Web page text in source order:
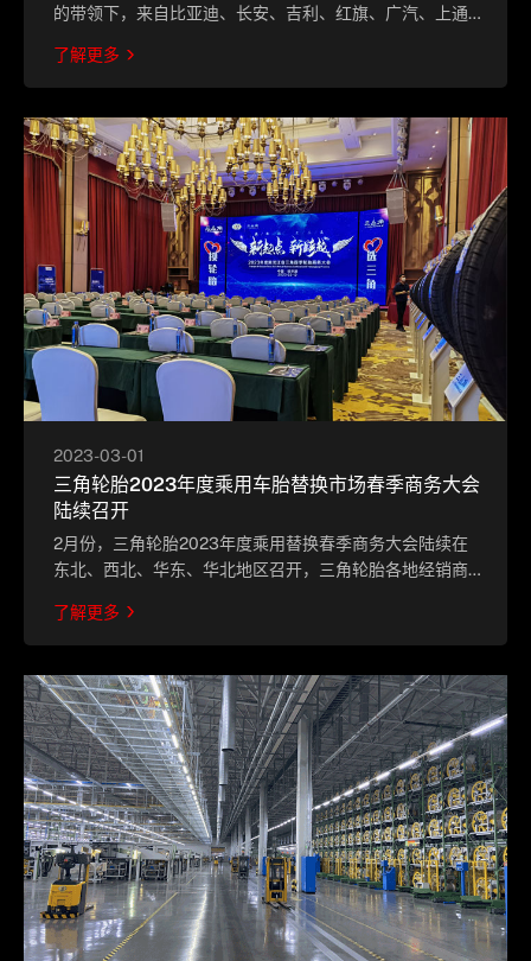
的带领下，来自比亚迪、长安、吉利、红旗、广汽、上通
轮胎，开展了“车行万里、轮胎托底——TDA车企专家山东
行活动”。
了解更多
2023-03-01
三角轮胎2023年度乘用车胎替换市场春季商务大会
陆续召开
2月份，三角轮胎2023年度乘用替换春季商务大会陆续在
东北、西北、华东、华北地区召开，三角轮胎各地经销商
结市场经验，共商2023年营销大计。
了解更多